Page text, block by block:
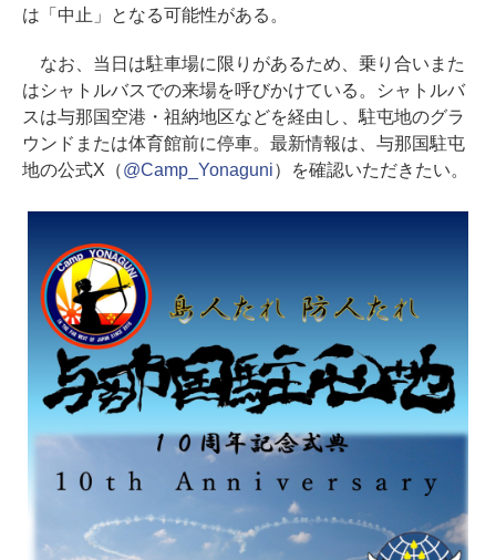
は「中止」となる可能性がある。
なお、当日は駐車場に限りがあるため、乗り合いまた
はシャトルバスでの来場を呼びかけている。シャトルバ
スは与那国空港・祖納地区などを経由し、駐屯地のグラ
ウンドまたは体育館前に停車。最新情報は、与那国駐屯
地の公式X（@Camp_Yonaguni）を確認いただきたい。